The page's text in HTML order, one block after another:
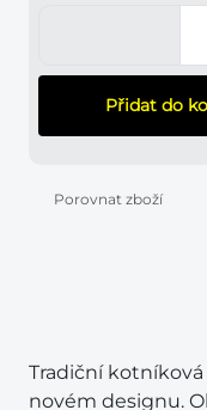
Přidat do
Porovnat zboží
Tradiční
novém designu.